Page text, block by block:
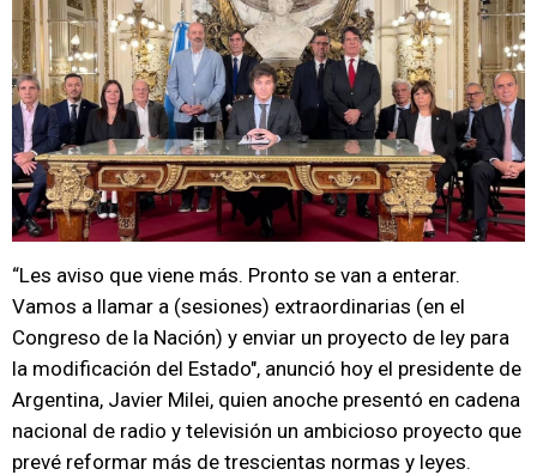
“Les aviso que viene más. Pronto se van a enterar.
Vamos a llamar a (sesiones) extraordinarias (en el
Congreso de la Nación) y enviar un proyecto de ley para
la modificación del Estado", anunció hoy el presidente de
Argentina, Javier Milei, quien anoche presentó en cadena
nacional de radio y televisión un ambicioso proyecto que
prevé reformar más de trescientas normas y leyes.